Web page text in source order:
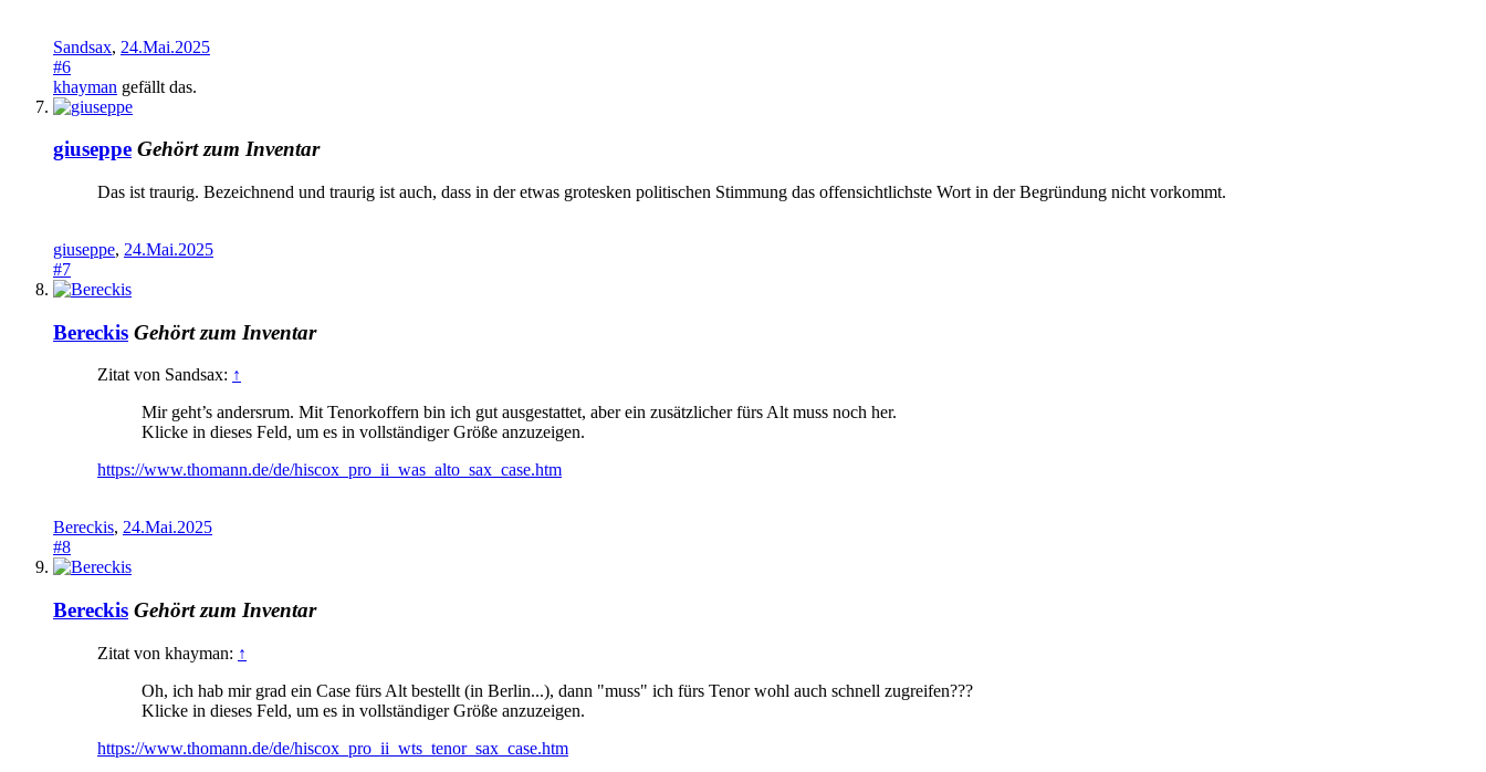
Sandsax, 24.Mai.2025
#6
khayman gefällt das.
giuseppe Gehört zum Inventar
Das ist traurig. Bezeichnend und traurig ist auch, dass in der etwas grotesken politischen Stimmung das offensichtlichste Wort in der Begründung nicht vorkommt.
giuseppe, 24.Mai.2025
#7
Bereckis Gehört zum Inventar
Zitat von Sandsax: ↑
Mir geht’s andersrum. Mit Tenorkoffern bin ich gut ausgestattet, aber ein zusätzlicher fürs Alt muss noch her.
Klicke in dieses Feld, um es in vollständiger Größe anzuzeigen.
https://www.thomann.de/de/hiscox_pro_ii_was_alto_sax_case.htm
Bereckis, 24.Mai.2025
#8
Bereckis Gehört zum Inventar
Zitat von khayman: ↑
Oh, ich hab mir grad ein Case fürs Alt bestellt (in Berlin...), dann "muss" ich fürs Tenor wohl auch schnell zugreifen???
Klicke in dieses Feld, um es in vollständiger Größe anzuzeigen.
https://www.thomann.de/de/hiscox_pro_ii_wts_tenor_sax_case.htm